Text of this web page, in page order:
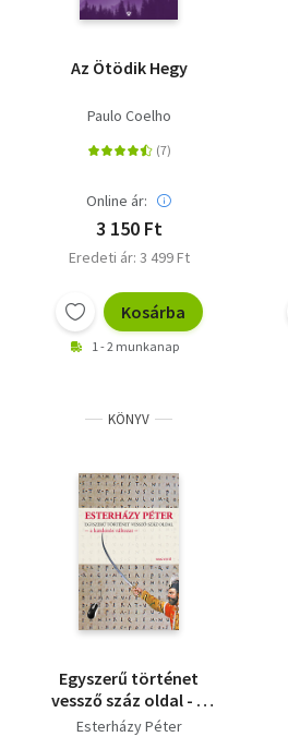
Az Ötödik Hegy
Paulo Coelho
Online ár:
3 150 Ft
Eredeti ár: 3 499 Ft
Kosárba
1 - 2 munkanap
KÖNYV
Egyszerű történet
vessző száz oldal - a
kardozós változat -
Esterházy Péter